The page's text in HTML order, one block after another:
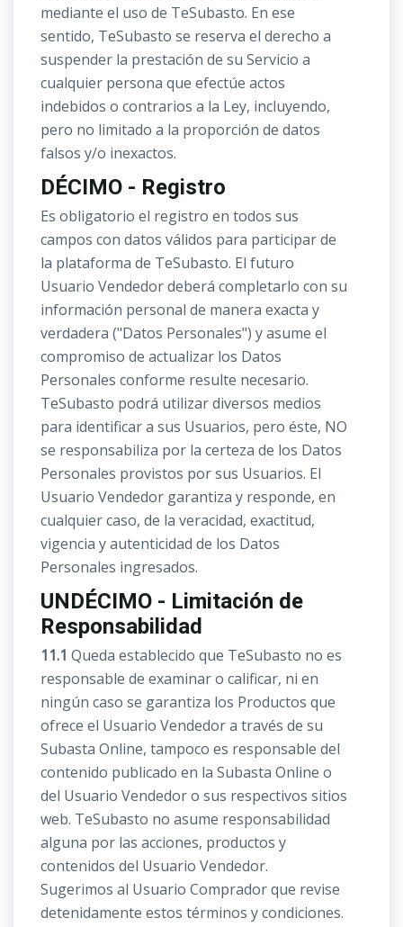
mediante el uso de TeSubasto. En ese
sentido, TeSubasto se reserva el derecho a
suspender la prestación de su Servicio a
cualquier persona que efectúe actos
indebidos o contrarios a la Ley, incluyendo,
pero no limitado a la proporción de datos
falsos y/o inexactos.
DÉCIMO - Registro
Es obligatorio el registro en todos sus
campos con datos válidos para participar de
la plataforma de TeSubasto. El futuro
Usuario Vendedor deberá completarlo con su
información personal de manera exacta y
verdadera ("Datos Personales") y asume el
compromiso de actualizar los Datos
Personales conforme resulte necesario.
TeSubasto podrá utilizar diversos medios
para identificar a sus Usuarios, pero éste, NO
se responsabiliza por la certeza de los Datos
Personales provistos por sus Usuarios. El
Usuario Vendedor garantiza y responde, en
cualquier caso, de la veracidad, exactitud,
vigencia y autenticidad de los Datos
Personales ingresados.
UNDÉCIMO - Limitación de
Responsabilidad
11.1 Queda establecido que TeSubasto no es
responsable de examinar o calificar, ni en
ningún caso se garantiza los Productos que
ofrece el Usuario Vendedor a través de su
Subasta Online, tampoco es responsable del
contenido publicado en la Subasta Online o
del Usuario Vendedor o sus respectivos sitios
web. TeSubasto no asume responsabilidad
alguna por las acciones, productos y
contenidos del Usuario Vendedor.
Sugerimos al Usuario Comprador que revise
detenidamente estos términos y condiciones.